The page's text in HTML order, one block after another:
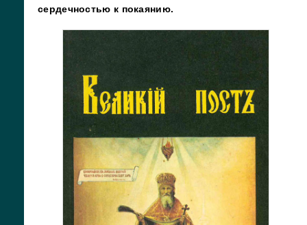
сердечностью к покаянию.